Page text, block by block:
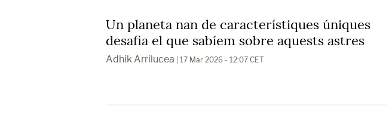
Un planeta nan de característiques úniques
desafia el que sabíem sobre aquests astres
Adhik Arrilucea | 17 Mar 2026 - 12:07 CET